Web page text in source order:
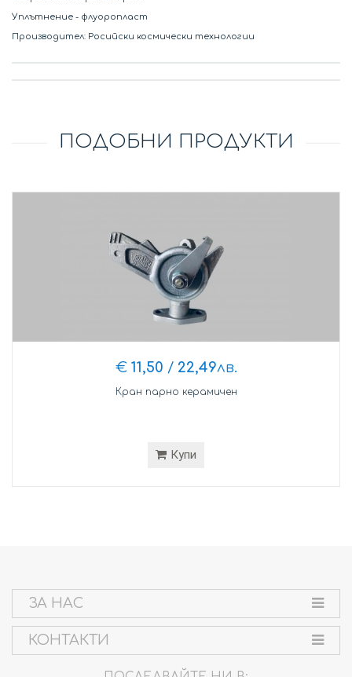
Уплътнение - флуоропласт
Производител: Росийски космически технологии
ПОДОБНИ ПРОДУКТИ
€ 11,50 / 22,49лв.
Кран парно керамичен
Купи
ЗА НАС
КОНТАКТИ